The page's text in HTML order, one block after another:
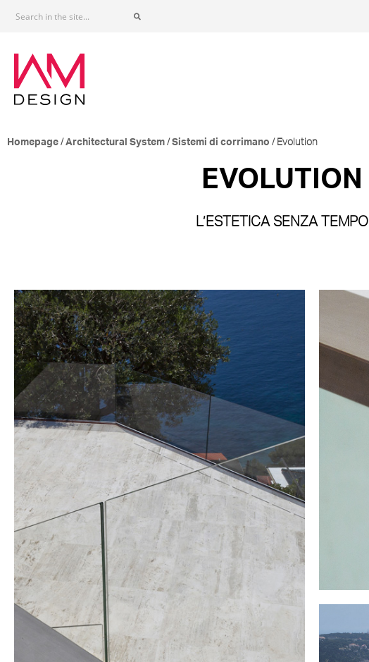
Homepage /Architectural System /Sistemi di corrimano / Evolution
EVOLUTION
L’ESTETICA SENZA TEMPO